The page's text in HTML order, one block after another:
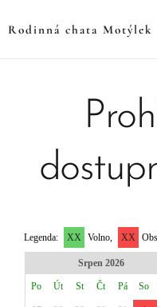
Rodinná chata Motýlek